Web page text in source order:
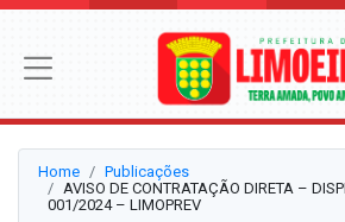
Home
Publicações
AVISO DE CONTRATAÇÃO DIRETA –
001/2024 – LIMOPREV